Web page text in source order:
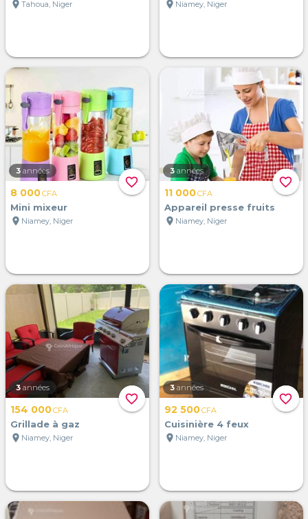
location_on Tahoua, Niger
location_on Niamey, Niger
favorite_border
3 années
8 000CFA
Mini mixeur
location_on Niamey, Niger
favorite_border
3 années
11 000CFA
Appareil presse fruits
location_on Niamey, Niger
favorite_border
3 années
154 000CFA
Grillade à gaz
location_on Niamey, Niger
favorite_border
3 années
92 500CFA
Cuisinière 4 feux
location_on Niamey, Niger